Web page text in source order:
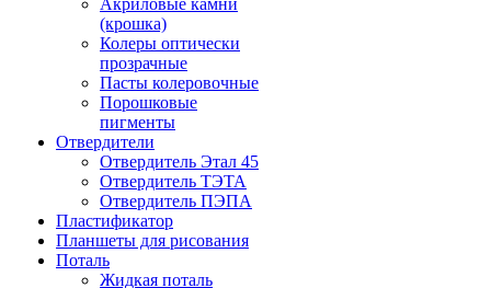
Акриловые камни
(крошка)
Колеры оптически
прозрачные
Пасты колеровочные
Порошковые
пигменты
Отвердители
Отвердитель Этал 45
Отвердитель ТЭТА
Отвердитель ПЭПА
Пластификатор
Планшеты для рисования
Поталь
Жидкая поталь